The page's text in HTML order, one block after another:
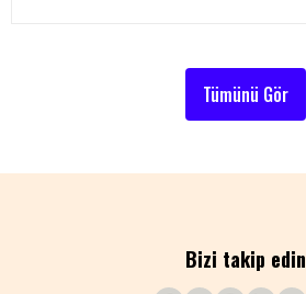
Tümünü Gör
Bizi takip edin